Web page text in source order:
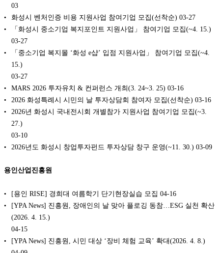
03
화성시 벤처인증 비용 지원사업 참여기업 모집(선착순) 03-27
「화성시 중소기업 복지포인트 지원사업」 참여기업 모집(~4. 15.)
03-27
「중소기업 복지몰 ‘화성 e샵’ 입점 지원사업」 참여기업 모집(~4.
15.)
03-27
MARS 2026 투자유치 & 컨퍼런스 개최(3. 24~3. 25) 03-16
2026 화성특례시 시민의 날 투자상담회 참여자 모집(선착순) 03-16
2026년 화성시 국내전시회 개별참가 지원사업 참여기업 모집(~3.
27.)
03-10
2026년도 화성시 창업투자펀드 투자상담 창구 운영(~11. 30.) 03-09
용인산업진흥원
[용인 RISE] 경희대 여름학기 단기현장실습 모집 04-16
[YPA News] 진흥원, 장애인의 날 맞아 플로깅 동참…ESG 실천 확산
(2026. 4. 15.)
04-15
[YPA News] 진흥원, 시민 대상 ‘장비 체험 교육’ 확대(2026. 4. 8.)